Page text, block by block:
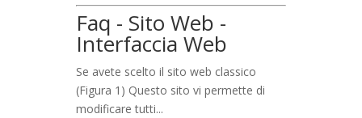
Faq - Sito Web -
Interfaccia Web
Se avete scelto il sito web classico
(Figura 1) Questo sito vi permette di
modificare tutti...